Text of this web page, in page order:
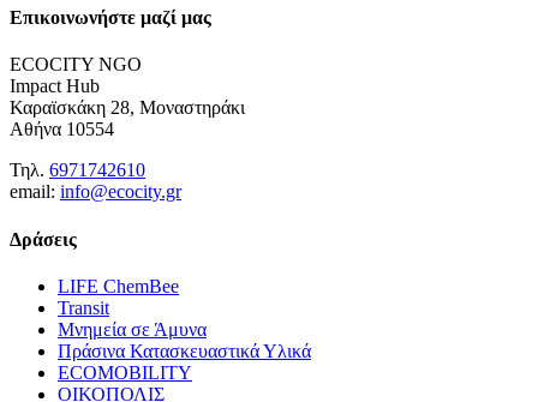
Επικοινωνήστε μαζί μας
ECOCITY NGO
Impact Hub
Καραϊσκάκη 28, Μοναστηράκι
Αθήνα 10554
Τηλ. 6971742610
email: info@ecocity.gr
Δράσεις
LIFE ChemBee
Transit
Μνημεία σε Άμυνα
Πράσινα Κατασκευαστικά Υλικά
ECOMOBILITY
ΟΙΚΟΠΟΛΙΣ